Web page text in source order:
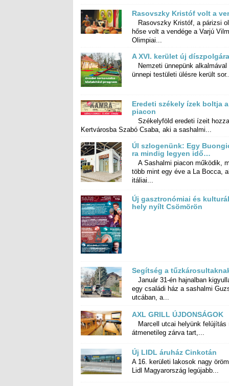
Rasovszky Kristóf volt a
Rasovszky Kristóf, a párizsi
hőse volt a vendége a Varjú
Olimpiai...
A XVI. kerület új
Nemzeti ünnepünk alkalmával
ünnepi testületi ülésre került
Eredeti székely ízek boltja a
piacon
Székelyföld eredeti ízeit
Kertvárosba Szabó Csaba, aki a sashalmi...
Úl szlogenünk: Egy
ra mindig legyen idő…
A Sashalmi piacon működik,
több mint egy éve a La Bocca,
itáliai...
Új gasztronómiai és
hely nyílt Csömörön
Segítség a
Január 31-én hajnalban
egy családi ház a sashalmi
utcában, a...
AXL GRILL ÚJDONSÁGOK
Marcell utcai helyünk felújítás
átmenetileg zárva tart,...
Új LIDL áruház Cinkotán
A 16. kerületi lakosok nagy
Lidl Magyarország legújabb...